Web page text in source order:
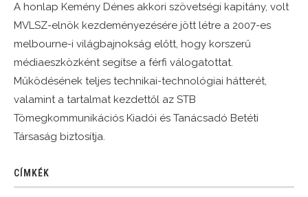
A honlap Kemény Dénes akkori szövetségi kapitány, volt
MVLSZ-elnök kezdeményezésére jött létre a 2007-es
melbourne-i világbajnokság előtt, hogy korszerű
médiaeszközként segítse a férfi válogatottat.
Működésének teljes technikai-technológiai hátterét,
valamint a tartalmat kezdettől az STB
Tömegkommunikációs Kiadói és Tanácsadó Betéti
Társaság biztosítja.
CÍMKÉK